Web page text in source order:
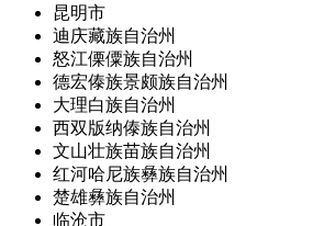
昆明市
迪庆藏族自治州
怒江傈僳族自治州
德宏傣族景颇族自治州
大理白族自治州
西双版纳傣族自治州
文山壮族苗族自治州
红河哈尼族彝族自治州
楚雄彝族自治州
临沧市